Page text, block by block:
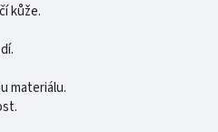
kůže.
materiálu.